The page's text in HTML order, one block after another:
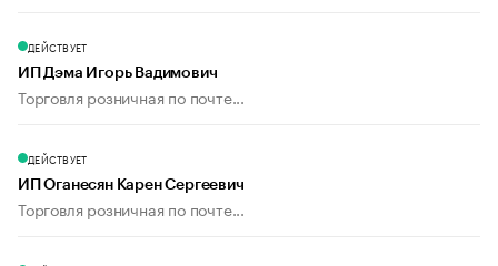
ДЕЙСТВУЕТ
ИП Дэма Игорь Вадимович
Торговля розничная по почте...
ДЕЙСТВУЕТ
ИП Оганесян Карен Сергеевич
Торговля розничная по почте...